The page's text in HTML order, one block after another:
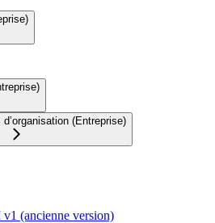
(Entreprise)
v1 (ancienne version)